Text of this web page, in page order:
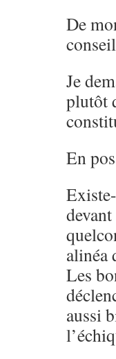
De
Je
plutôt
En
alinéa
Les
aussi